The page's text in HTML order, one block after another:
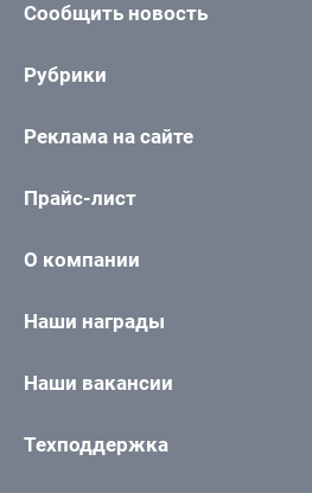
Сообщить новость
Рубрики
Реклама на сайте
Прайс-лист
О компании
Наши награды
Наши вакансии
Техподдержка